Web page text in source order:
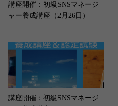
講座開催：初級SNSマネージ
ャー養成講座（2月26日）
講座開催：初級SNSマネージ